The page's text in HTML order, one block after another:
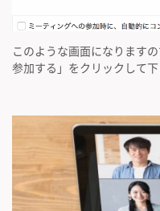
このような画面になります
参加する」をクリックして下